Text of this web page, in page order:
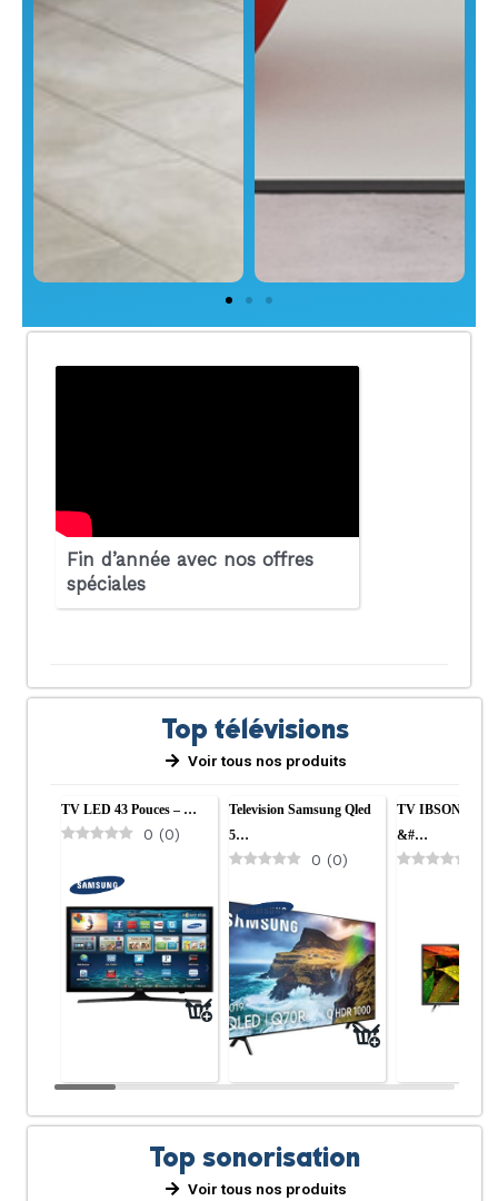
Fin d’année avec nos offres
spéciales
Top télévisions
Voir tous nos produits
TV LED 43 Pouces – …
0 (0)
Television Samsung Qled
5…
0 (0)
TV IBSON LED
&#…
Top sonorisation
Voir tous nos produits